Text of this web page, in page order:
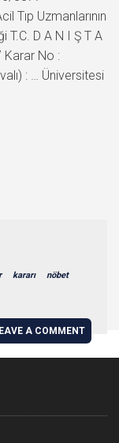
Tıp Uzmanlarının
T.C. D A N I Ş T A
Karar No :
: … Üniversitesi
kararı nöbet
A COMMENT